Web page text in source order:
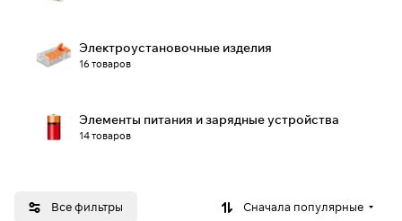
Электроустановочные изделия
16 товаров
Элементы питания и зарядные устройства
14 товаров
Все фильтры Сначала популярные